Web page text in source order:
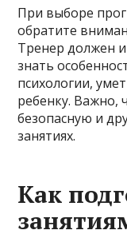
При выборе
обратите
Тренер должен
знать
психологии,
ребенку. Важно,
безопасную и
занятиях.
Как